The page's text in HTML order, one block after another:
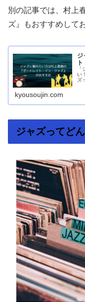
別の記事では、村上
ズ』もおすすめして
ジ
い
ズ
kyousoujin.com
ジャズってど